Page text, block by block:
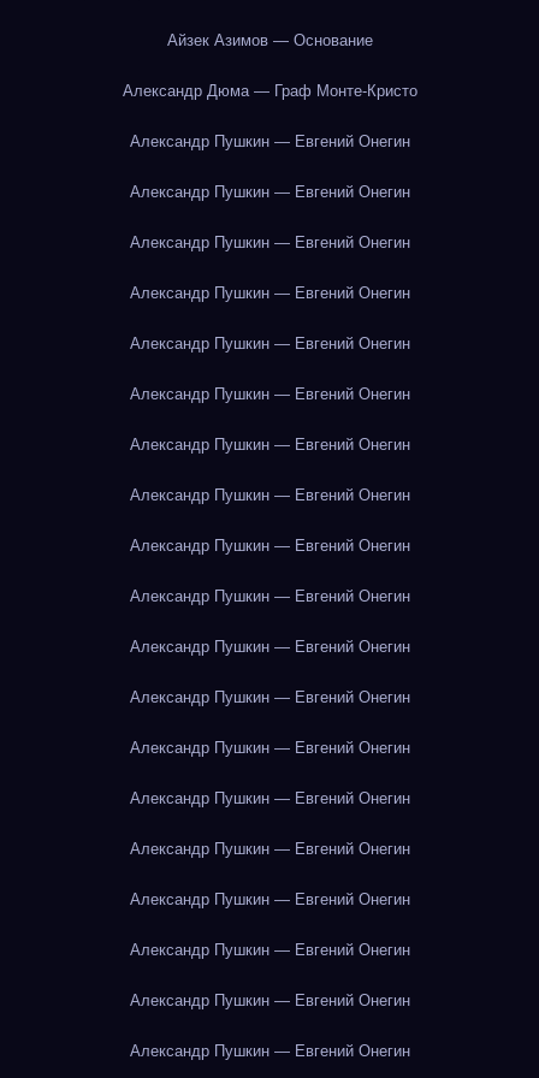
Айзек Азимов — Основание
Александр Дюма — Граф Монте-Кристо
Александр Пушкин — Евгений Онегин
Александр Пушкин — Евгений Онегин
Александр Пушкин — Евгений Онегин
Александр Пушкин — Евгений Онегин
Александр Пушкин — Евгений Онегин
Александр Пушкин — Евгений Онегин
Александр Пушкин — Евгений Онегин
Александр Пушкин — Евгений Онегин
Александр Пушкин — Евгений Онегин
Александр Пушкин — Евгений Онегин
Александр Пушкин — Евгений Онегин
Александр Пушкин — Евгений Онегин
Александр Пушкин — Евгений Онегин
Александр Пушкин — Евгений Онегин
Александр Пушкин — Евгений Онегин
Александр Пушкин — Евгений Онегин
Александр Пушкин — Евгений Онегин
Александр Пушкин — Евгений Онегин
Александр Пушкин — Евгений Онегин